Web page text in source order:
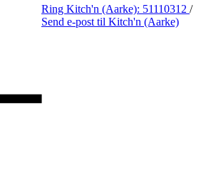
Ring Kitch'n (Aarke): 51110312 /
Send e-post til Kitch'n (Aarke)